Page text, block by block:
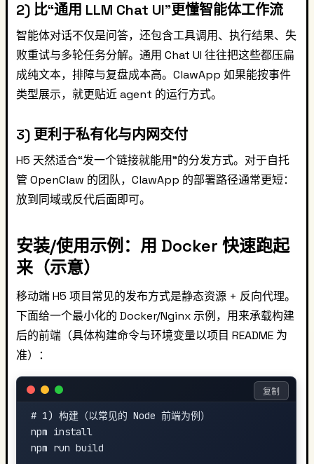
2) 比“通用 LLM Chat UI”更懂智能体工作流
智能体对话不仅是问答，还包含工具调用、执行结果、失
败重试与多轮任务分解。通用 Chat UI 往往把这些都压扁
成纯文本，排障与复盘成本高。ClawApp 如果能按事件
类型展示，就更贴近 agent 的运行方式。
3) 更利于私有化与内网交付
H5 天然适合“发一个链接就能用”的分发方式。对于自托
管 OpenClaw 的团队，ClawApp 的部署路径通常更短：
放到同域或反代后面即可。
安装/使用示例：用 Docker 快速跑起
来（示意）
移动端 H5 项目常见的发布方式是静态资源 + 反向代理。
下面给一个最小化的 Docker/Nginx 示例，用来承载构建
后的前端（具体构建命令与环境变量以项目 README 为
准）：
# 1) 构建（以常见的 Node 前端为例）
npm install
npm run build
复制